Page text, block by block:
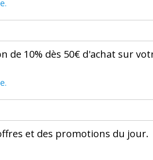
de 10% dès 50€ d'achat sur
et des promotions du jour.